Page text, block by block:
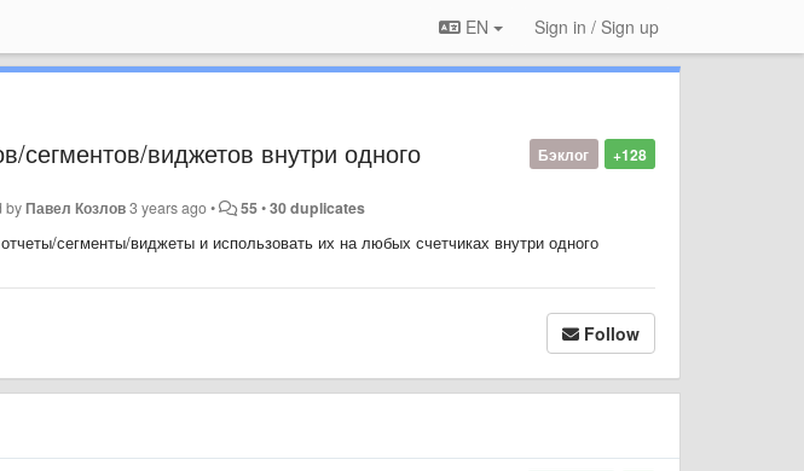
EN Sign in / Sign up
+128
Бэклог
сегментов/виджетов внутри одного
byПавел Козлов3 years ago• 55•30 duplicates
сегменты/виджеты и использовать их на любых счетчиках внутри одного
Follow